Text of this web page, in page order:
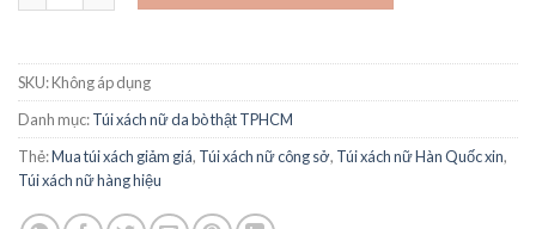
SKU:Không áp dụng
Danh mục:Túi xách nữ da bò thật TPHCM
Thẻ:Mua túi xách giảm giá, Túi xách nữ công sở, Túi xách nữ Hàn Quốc xin,
Túi xách nữ hàng hiệu